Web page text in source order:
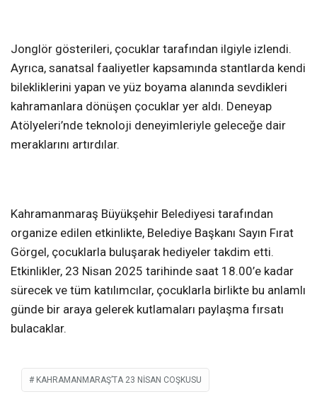
Jonglör gösterileri, çocuklar tarafından ilgiyle izlendi.
Ayrıca, sanatsal faaliyetler kapsamında stantlarda kendi
bilekliklerini yapan ve yüz boyama alanında sevdikleri
kahramanlara dönüşen çocuklar yer aldı. Deneyap
Atölyeleri’nde teknoloji deneyimleriyle geleceğe dair
meraklarını artırdılar.
Kahramanmaraş Büyükşehir Belediyesi tarafından
organize edilen etkinlikte, Belediye Başkanı Sayın Fırat
Görgel, çocuklarla buluşarak hediyeler takdim etti.
Etkinlikler, 23 Nisan 2025 tarihinde saat 18.00’e kadar
sürecek ve tüm katılımcılar, çocuklarla birlikte bu anlamlı
günde bir araya gelerek kutlamaları paylaşma fırsatı
bulacaklar.
KAHRAMANMARAŞ’TA 23 NISAN COŞKUSU